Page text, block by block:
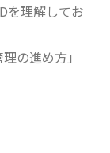
を理解してお
の進め方」